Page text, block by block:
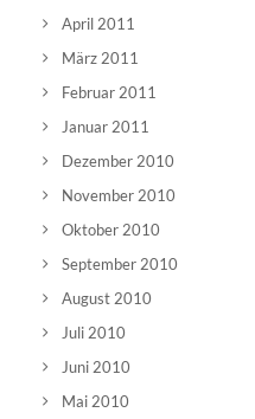
April 2011
März 2011
Februar 2011
Januar 2011
Dezember 2010
November 2010
Oktober 2010
September 2010
August 2010
Juli 2010
Juni 2010
Mai 2010